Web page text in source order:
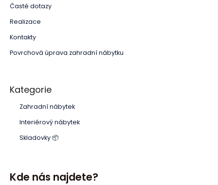
Časté dotazy
Realizace
Kontakty
Povrchová úprava zahradní nábytku
Kategorie
Zahradní nábytek
Interiérový nábytek
Skladovky 📦
Kde nás najdete?